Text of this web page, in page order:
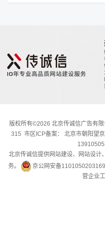
版权所有©2026 北京传诚信广告有
315 市区ICP备案： 北京市朝阳望
北京传诚信提供网站建设、网站设计
务。
京公网安备
营企业